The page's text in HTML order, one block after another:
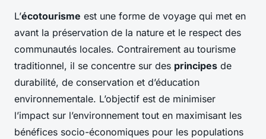
L’écotourisme est une forme de voyage qui met en
avant la préservation de la nature et le respect des
communautés locales. Contrairement au tourisme
traditionnel, il se concentre sur des principes de
durabilité, de conservation et d’éducation
environnementale. L’objectif est de minimiser
l’impact sur l’environnement tout en maximisant les
bénéfices socio-économiques pour les populations